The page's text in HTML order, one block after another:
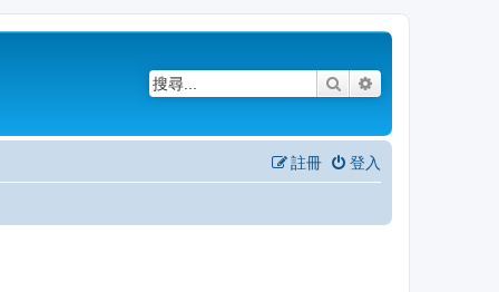
搜尋
登入
註冊